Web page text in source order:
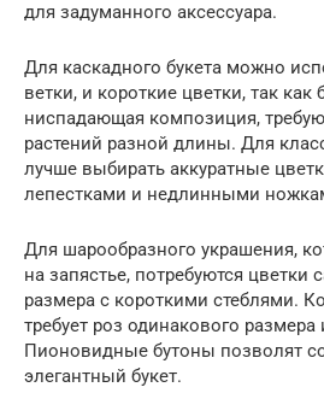
для задуманного аксессуара.
Для каскадного букета можно
ветки, и короткие цветки, так как
ниспадающая композиция,
растений разной длины. Для
лучше выбирать аккуратные
лепестками и недлинными
Для шарообразного украшения,
на запястье, потребуются цветки
размера с короткими стеблями.
требует роз одинакового
Пионовидные бутоны позволят
элегантный букет.